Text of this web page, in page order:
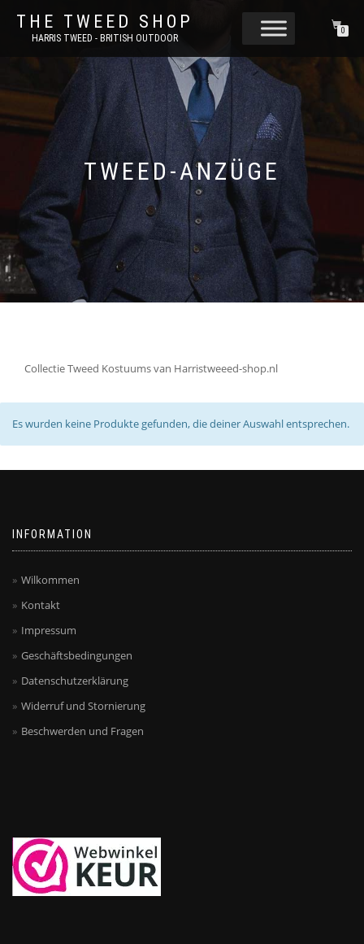
THE TWEED SHOP
HARRIS TWEED - BRITISH OUTDOOR
0
TWEED-ANZÜGE
Collectie Tweed Kostuums van Harristweeed-shop.nl
Es wurden keine Produkte gefunden, die deiner Auswahl entsprechen.
INFORMATION
Wilkommen
Kontakt
Impressum
Geschäftsbedingungen
Datenschutzerklärung
Widerruf und Stornierung
Beschwerden und Fragen